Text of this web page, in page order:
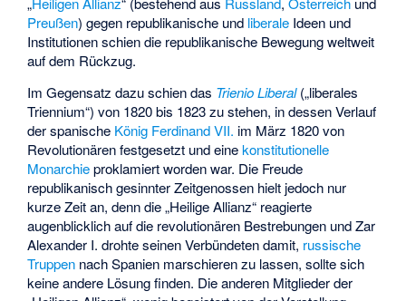
Preußen) gegen republikanische und liberale Ideen und
Institutionen schien die republikanische Bewegung weltweit
auf dem Rückzug.
Im Gegensatz dazu schien das Trienio Liberal(„liberales
Triennium“) von 1820 bis 1823 zu stehen, in dessen Verlauf
der spanische König Ferdinand VII. im März 1820 von
Revolutionären festgesetzt und einekonstitutionelle
Monarchieproklamiert worden war. Die Freude
republikanisch gesinnter Zeitgenossen hielt jedoch nur
kurze Zeit an, denn die „Heilige Allianz“ reagierte
augenblicklich auf die revolutionären Bestrebungen und Zar
Alexander I. drohte seinen Verbündeten damit, russische
Truppen nach Spanien marschieren zu lassen, sollte sich
keine andere Lösung finden. Die anderen Mitglieder der